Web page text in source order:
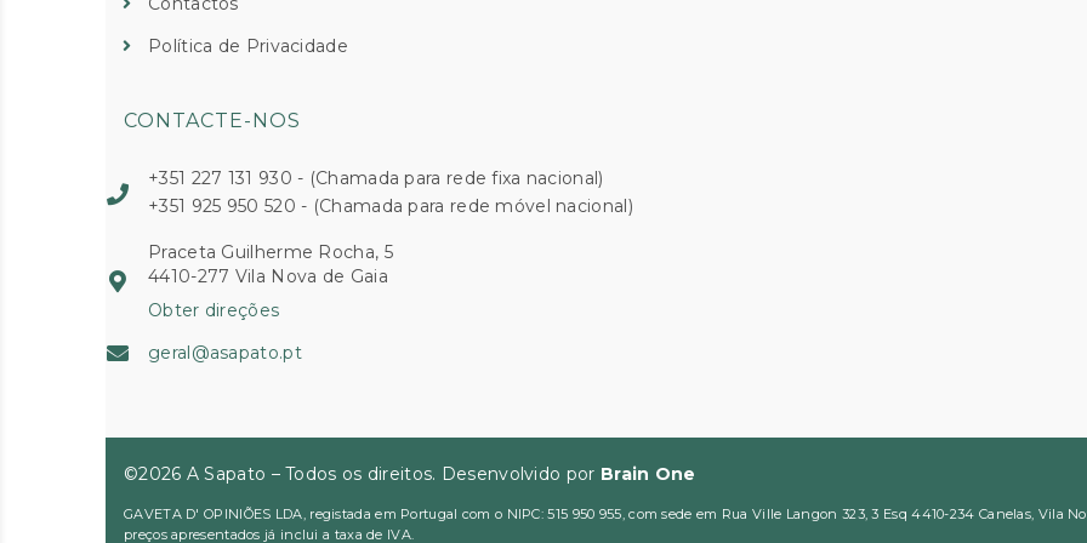
Política de Privacidade
CONTACTE-NOS
+351 227 131 930 - (Chamada para rede fixa nacional)
+351 925 950 520 - (Chamada para rede móvel nacional)
Praceta Guilherme Rocha, 5
4410-277 Vila Nova de Gaia
Obter direções
geral@asapato.pt
©2026 A Sapato – Todos os direitos. Desenvolvido por Brain One
GAVETA D' OPINIÕES LDA, registada em Portugal com o NIPC: 515 950 955, com sede em Rua Ville Langon 323, 3 Esq 4410-234 Canelas, Vila
preços apresentados já inclui a taxa de IVA.